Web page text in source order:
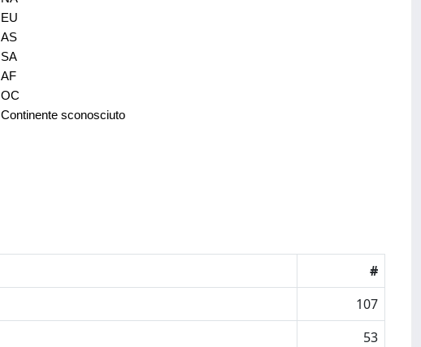
EU
AS
SA
AF
OC
Continente sconosciuto
#
107
53